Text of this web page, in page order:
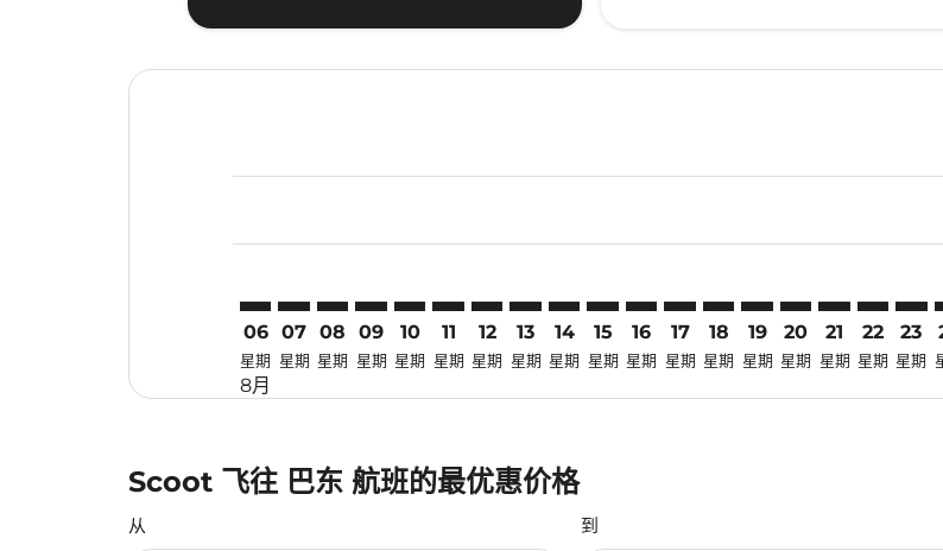
06
星期
8月
07
星期
08
星期
09
星期
10
星期
11
星期
12
星期
13
星期
14
星期
15
星期
16
星期
17
星期
18
星期
19
星期
20
星期
SGN–PDG:
21
星期
22
星期
23
星期
Scoot 飞往 巴东 航班的最优惠价格
从 到